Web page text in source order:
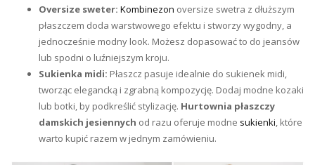
Oversize sweter: Kombinezon oversize swetra z dłuższym
płaszczem doda warstwowego efektu i stworzy wygodny, a
jednocześnie modny look. Możesz dopasować to do jeansów
lub spodni o luźniejszym kroju.
Sukienka midi: Płaszcz pasuje idealnie do sukienek midi,
tworząc elegancką i zgrabną kompozycję. Dodaj modne kozaki
lub botki, by podkreślić stylizację. Hurtownia płaszczy
damskich jesiennych od razu oferuje modne sukienki, które
warto kupić razem w jednym zamówieniu.